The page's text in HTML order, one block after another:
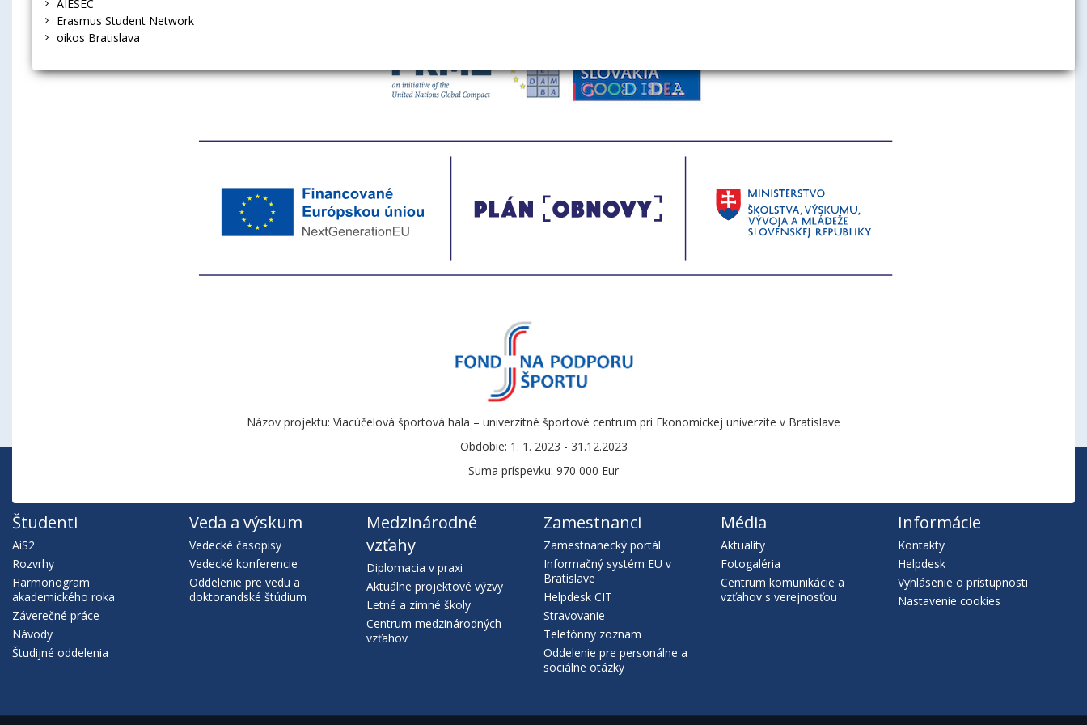
AIESEC
Erasmus Student Network
oikos Bratislava
Názov projektu: Viacúčelová športová hala – univerzitné športové centrum pri Ekonomickej univerzite v Bratislave
Obdobie: 1. 1. 2023 - 31.12.2023
Suma príspevku: 970 000 Eur
Študenti
AiS2
Rozvrhy
Harmonogram
akademického roka
Záverečné práce
Návody
Študijné oddelenia
Veda a výskum
Vedecké časopisy
Vedecké konferencie
Oddelenie pre vedu a
doktorandské štúdium
Medzinárodné
vzťahy
Diplomacia v praxi
Aktuálne projektové výzvy
Letné a zimné školy
Centrum medzinárodných
vzťahov
Zamestnanci
Zamestnanecký portál
Informačný systém EU v
Bratislave
Helpdesk CIT
Stravovanie
Telefónny zoznam
Oddelenie pre personálne a
sociálne otázky
Média
Aktuality
Fotogaléria
Centrum komunikácie a
vzťahov s verejnosťou
Informácie
Kontakty
Helpdesk
Vyhlásenie o prístupnosti
Nastavenie cookies